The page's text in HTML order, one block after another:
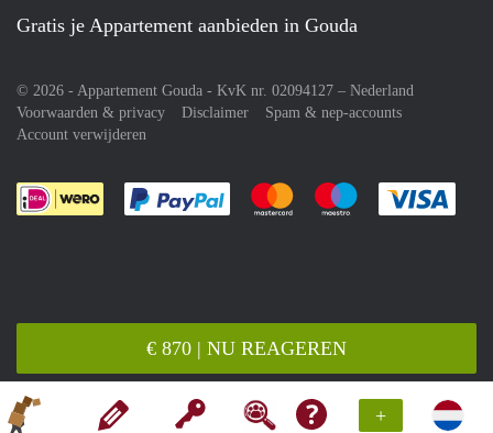
+
€ 870 | NU REAGEREN
Gratis je Appartement aanbieden in Gouda
© 2026 - Appartement Gouda - KvK nr. 02094127 – Nederland
Voorwaarden & privacy
Disclaimer
Spam & nep-accounts
Account verwijderen
Je rekent gemakkelijk af met Paypal
Je rekent gemakkelijk af met
Je rekent